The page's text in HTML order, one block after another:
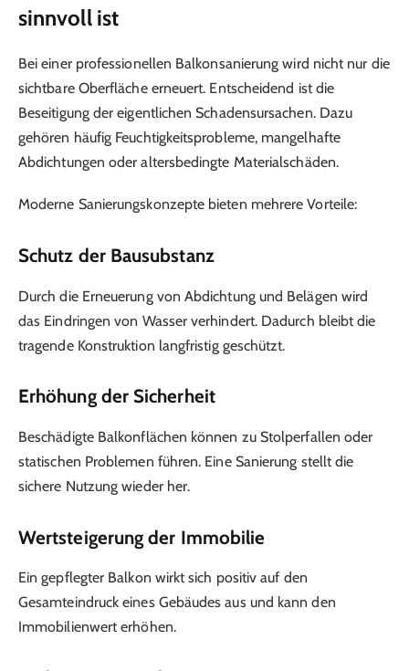
sinnvoll ist
Bei einer professionellen Balkonsanierung wird nicht nur die
sichtbare Oberfläche erneuert. Entscheidend ist die
Beseitigung der eigentlichen Schadensursachen. Dazu
gehören häufig Feuchtigkeitsprobleme, mangelhafte
Abdichtungen oder altersbedingte Materialschäden.
Moderne Sanierungskonzepte bieten mehrere Vorteile:
Schutz der Bausubstanz
Durch die Erneuerung von Abdichtung und Belägen wird
das Eindringen von Wasser verhindert. Dadurch bleibt die
tragende Konstruktion langfristig geschützt.
Erhöhung der Sicherheit
Beschädigte Balkonflächen können zu Stolperfallen oder
statischen Problemen führen. Eine Sanierung stellt die
sichere Nutzung wieder her.
Wertsteigerung der Immobilie
Ein gepflegter Balkon wirkt sich positiv auf den
Gesamteindruck eines Gebäudes aus und kann den
Immobilienwert erhöhen.